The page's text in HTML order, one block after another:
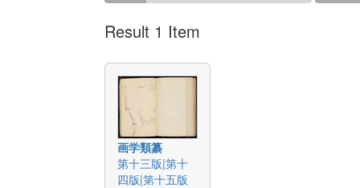
Result 1 Item
画学類纂
第十三版|第十
四版|第十五版